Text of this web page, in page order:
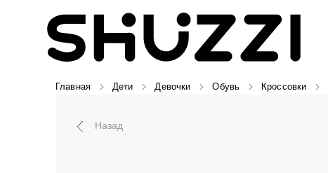
Главная Дети Девочки Обувь Кроссовки
Назад